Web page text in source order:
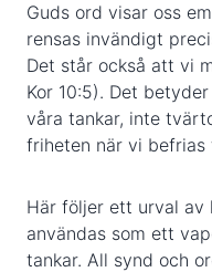
Guds ord visar oss
rensas invändigt
Det står också att vi
Kor 10:5). Det
våra tankar, inte
friheten när vi
Här följer ett urval av
användas som ett
tankar. All synd och